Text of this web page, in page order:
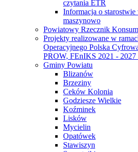
czytania ETR
Informacja o
maszynowo
Powiatowy Rzecznik
Projekty realizowane w
Operacyjnego Polska
PROW, FEnIKS 2021 -
Gminy Powiatu
Blizanów
Brzeziny
Ceków Kolonia
Godziesze Wielkie
Koźminek
Lisków
Mycielin
Opatówek
Stawiszyn